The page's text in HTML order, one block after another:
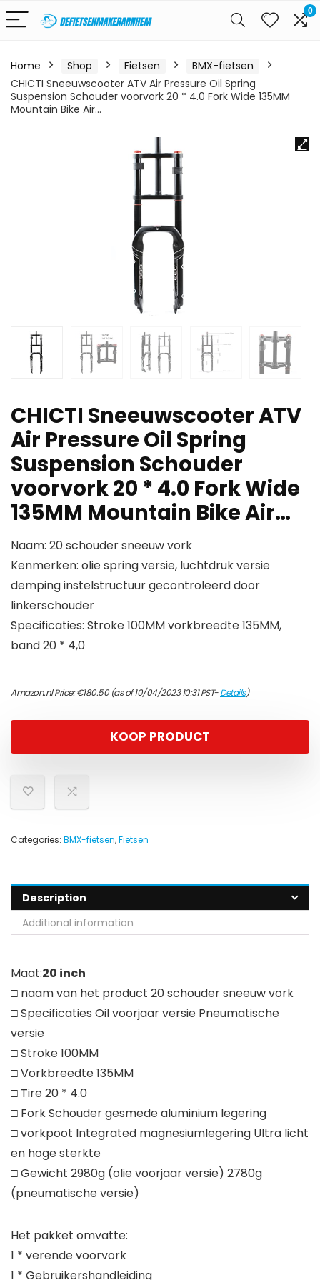
0
Home Shop Fietsen
BMX-fietsen
CHICTI Sneeuwscooter ATV Air Pressure Oil Spring
Suspension Schouder voorvork 20 * 4.0 Fork Wide 135MM
Mountain Bike Air…
CHICTI Sneeuwscooter ATV
Air Pressure Oil Spring
Suspension Schouder
voorvork 20 * 4.0 Fork Wide
135MM Mountain Bike Air…
Naam: 20 schouder sneeuw vork
Kenmerken: olie spring versie, luchtdruk versie
demping instelstructuur gecontroleerd door
linkerschouder
Specificaties: Stroke 100MM vorkbreedte 135MM,
band 20 * 4,0
Amazon.nl Price:€180.50(as of 10/04/2023 10:31 PST-Details)
KOOP PRODUCT
Categories: BMX-fietsen,Fietsen
Description
Additional information
Maat:20 inch
□ naam van het product 20 schouder sneeuw vork
□ Specificaties Oil voorjaar versie Pneumatische
versie
□ Stroke 100MM
□ Vorkbreedte 135MM
□ Tire 20 * 4.0
□ Fork Schouder gesmede aluminium legering
□ vorkpoot Integrated magnesiumlegering Ultra licht
en hoge sterkte
□ Gewicht 2980g (olie voorjaar versie) 2780g
(pneumatische versie)
Het pakket omvatte:
1 * verende voorvork
1 * Gebruikershandleiding